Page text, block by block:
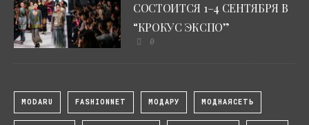
СОСТОИТСЯ 1–4 СЕНТЯБРЯ В
“КРОКУС ЭКСПО”
0
MODARU FASHIONNET МОДАРУ МОДНАЯСЕТЬ